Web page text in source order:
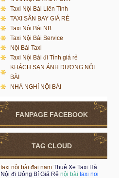
Taxi Nội Bài Liên Tỉnh
TAXI SÂN BAY GIÁ RẺ
Taxi Nội Bài NB
Taxi Nội Bài Service
Nội Bài Taxi
Taxi Nội Bài đi Tỉnh giá rẻ
KHÁCH SẠN ÁNH DƯƠNG NỘI
BÀI
NHÀ NGHỈ NỘI BÀI
FANPAGE FACEBOOK
TAG CLOUD
taxi nội bài đại nam Thuê Xe Taxi Hà
Nội đi Uông Bí Giá Rẻ nội bài taxi noi